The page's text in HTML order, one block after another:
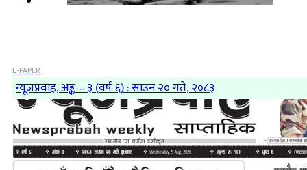
E-PAPER
न्यूजप्रवाह, अङ्क – ३ (वर्ष ६) : साउन २० गते, २०८३